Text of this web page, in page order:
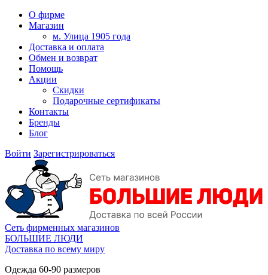
О фирме
Магазин
м. Улица 1905 года
Доставка и оплата
Обмен и возврат
Помощь
Акции
Скидки
Подарочные сертификаты
Контакты
Бренды
Блог
Войти Зарегистрироваться
Сеть фирменных магазинов
БОЛЬШИЕ ЛЮДИ
Доставка по всему миру
Одежда 60-90 размеров